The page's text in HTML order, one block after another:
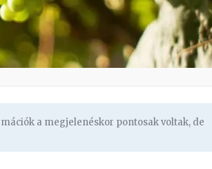
a megjelenéskor pontosak voltak, de